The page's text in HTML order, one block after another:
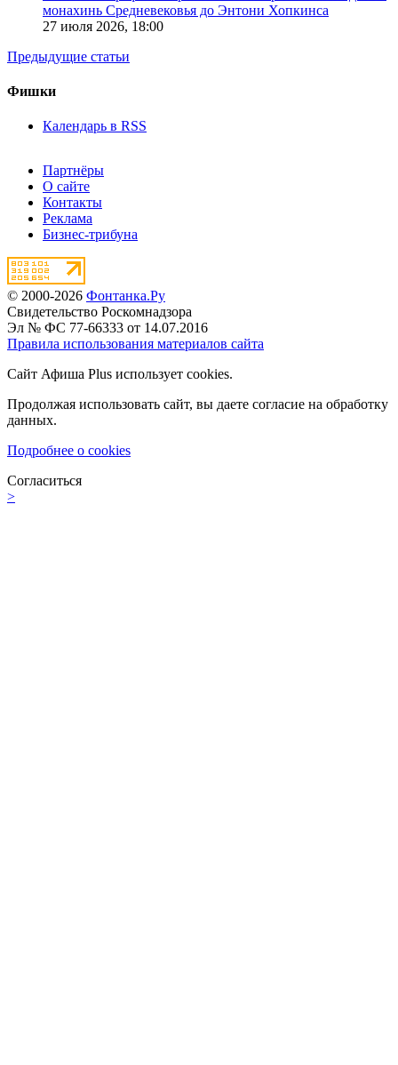
монахинь Средневековья до Энтони Хопкинса
27 июля 2026, 18:00
Предыдущие статьи
Фишки
Календарь в RSS
Партнёры
О сайте
Контакты
Реклама
Бизнес-трибуна
© 2000-2026 Фонтанка.Ру
Свидетельство Роскомнадзора
Эл № ФС 77-66333 от 14.07.2016
Правила использования материалов сайта
Сайт Афиша Plus использует cookies.
Продолжая использовать сайт, вы даете согласие на обработку
данных.
Подробнее о cookies
Согласиться
>